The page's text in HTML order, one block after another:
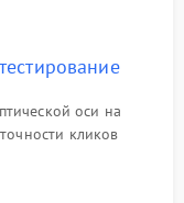
оси на
кликов
прицела на
к отдаче и